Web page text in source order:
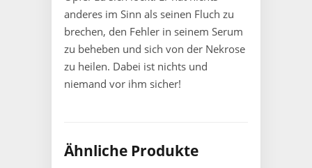
anderes im Sinn als seinen Fluch zu
brechen, den Fehler in seinem Serum
zu beheben und sich von der Nekrose
zu heilen. Dabei ist nichts und
niemand vor ihm sicher!
Ähnliche Produkte